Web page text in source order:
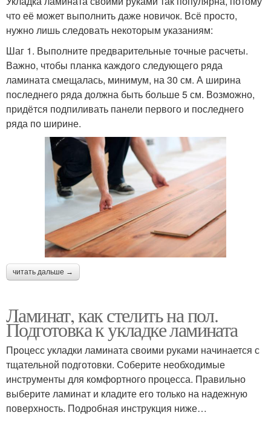
что её может выполнить даже новичок. Всё просто,
нужно лишь следовать некоторым указаниям:
Шаг 1. Выполните предварительные точные расчеты.
Важно, чтобы планка каждого следующего ряда
ламината смещалась, минимум, на 30 см. А ширина
последнего ряда должна быть больше 5 см. Возможно,
придётся подпиливать панели первого и последнего
ряда по ширине.
читать дальше →
Ламинат, как стелить на пол.
Подготовка к укладке ламината
Процесс укладки ламината своими руками начинается с
тщательной подготовки. Соберите необходимые
инструменты для комфортного процесса. Правильно
выберите ламинат и кладите его только на надежную
поверхность. Подробная инструкция ниже…